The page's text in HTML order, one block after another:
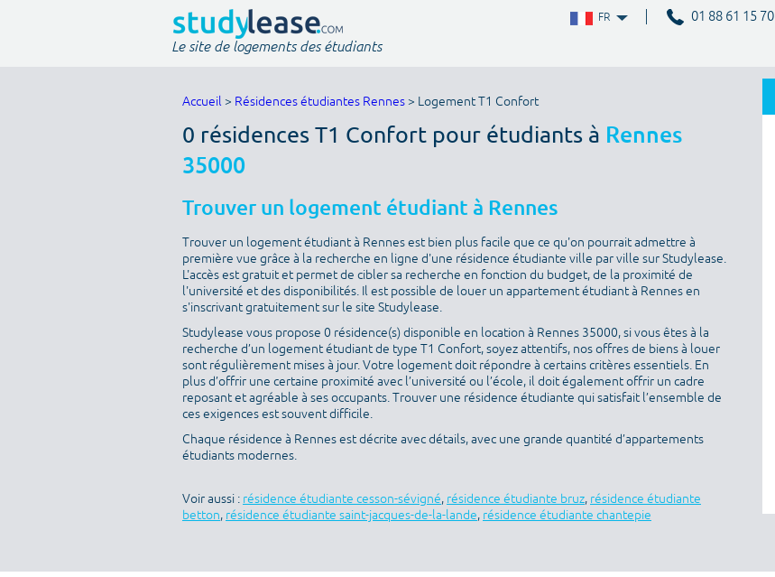
FR 01 88 61 15 70
Le site de logements des étudiants
Accueil > Résidences étudiantes Rennes > Logement T1 Confort
0 résidences T1 Confort pour étudiants à Rennes
35000
Trouver un logement étudiant à Rennes
Trouver un logement étudiant à Rennes est bien plus facile que ce qu'on pourrait admettre à
première vue grâce à la recherche en ligne d'une résidence étudiante ville par ville sur Studylease.
L'accès est gratuit et permet de cibler sa recherche en fonction du budget, de la proximité de
l'université et des disponibilités. Il est possible de louer un appartement étudiant à Rennes en
s'inscrivant gratuitement sur le site Studylease.
Studylease vous propose 0 résidence(s) disponible en location à Rennes 35000, si vous êtes à la
recherche d’un logement étudiant de type T1 Confort, soyez attentifs, nos offres de biens à louer
sont régulièrement mises à jour. Votre logement doit répondre à certains critères essentiels. En
plus d’offrir une certaine proximité avec l’université ou l’école, il doit également offrir un cadre
reposant et agréable à ses occupants. Trouver une résidence étudiante qui satisfait l’ensemble de
ces exigences est souvent difficile.
Chaque résidence à Rennes est décrite avec détails, avec une grande quantité d’appartements
étudiants modernes.
Voir aussi : résidence étudiante cesson-sévigné, résidence étudiante bruz, résidence étudiante
betton, résidence étudiante saint-jacques-de-la-lande, résidence étudiante chantepie